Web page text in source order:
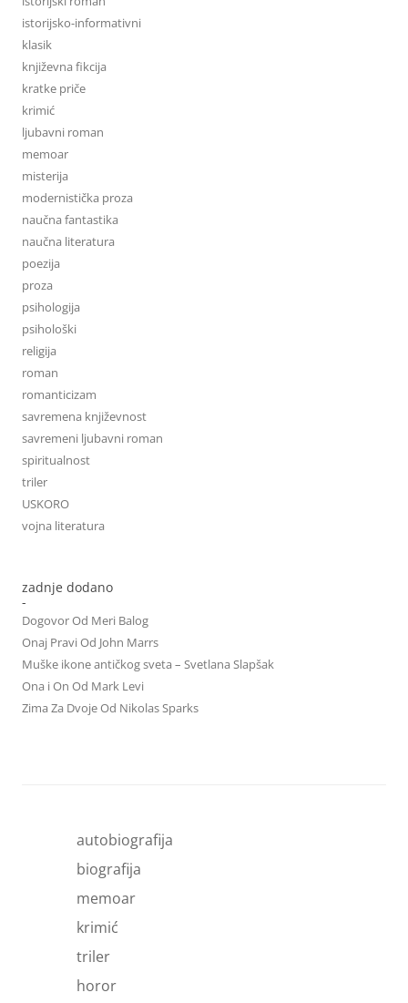
istorijsko-informativni
klasik
književna fikcija
kratke priče
krimić
ljubavni roman
memoar
misterija
modernistička proza
naučna fantastika
naučna literatura
poezija
proza
psihologija
psihološki
religija
roman
romanticizam
savremena književnost
savremeni ljubavni roman
spiritualnost
triler
USKORO
vojna literatura
zadnje dodano
-
Dogovor Od Meri Balog
Onaj Pravi Od John Marrs
Muške ikone antičkog sveta – Svetlana Slapšak
Ona i On Od Mark Levi
Zima Za Dvoje Od Nikolas Sparks
autobiografija
biografija
memoar
krimić
triler
horor